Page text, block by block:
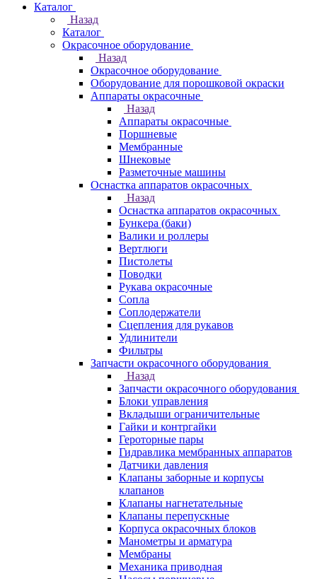
Каталог
Назад
Каталог
Окрасочное оборудование
Назад
Окрасочное оборудование
Оборудование для порошковой окраски
Аппараты окрасочные
Назад
Аппараты окрасочные
Поршневые
Мембранные
Шнековые
Разметочные машины
Оснастка аппаратов окрасочных
Назад
Оснастка аппаратов окрасочных
Бункера (баки)
Валики и роллеры
Вертлюги
Пистолеты
Поводки
Рукава окрасочные
Сопла
Соплодержатели
Сцепления для рукавов
Удлинители
Фильтры
Запчасти окрасочного оборудования
Назад
Запчасти окрасочного оборудования
Блоки управления
Вкладыши ограничительные
Гайки и контргайки
Героторные пары
Гидравлика мембранных аппаратов
Датчики давления
Клапаны заборные и корпусы
клапанов
Клапаны нагнетательные
Клапаны перепускные
Корпуса окрасочных блоков
Манометры и арматура
Мембраны
Механика приводная